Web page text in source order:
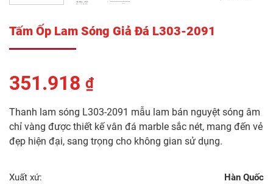
Tấm Ốp Lam Sóng Giả Đá L303-2091
351.918 ₫
Thanh lam sóng L303-2091 mẫu lam bán nguyệt sóng âm
chỉ vàng được thiết kế vân đá marble sắc nét, mang đến vẻ
đẹp hiện đại, sang trọng cho không gian sử dụng.
Xuất xứ: Hàn Quốc